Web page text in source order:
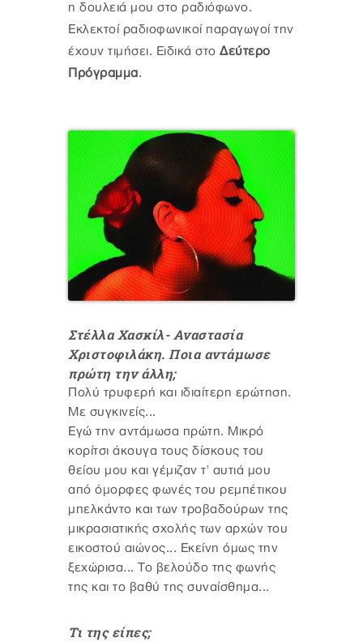
η δουλειά μου στο ραδιόφωνο.
Εκλεκτοί ραδιοφωνικοί παραγωγοί την
έχουν τιμήσει. Ειδικά στο Δεύτερο
Πρόγραμμα.
Στέλλα Χασκίλ- Αναστασία
Χριστοφιλάκη. Ποια αντάμωσε
πρώτη την άλλη;
Πολύ τρυφερή και ιδιαίτερη ερώτηση.
Με συγκινείς...
Εγώ την αντάμωσα πρώτη. Μικρό
κορίτσι άκουγα τους δίσκους του
θείου μου και γέμιζαν τ' αυτιά μου
από όμορφες φωνές του ρεμπέτικου
μπελκάντο και των τροβαδούρων της
μικρασιατικής σχολής των αρχών του
εικοστού αιώνος... Εκείνη όμως την
ξεχώρισα... Το βελούδο της φωνής
της και το βαθύ της συναίσθημα...
Τι της είπες;